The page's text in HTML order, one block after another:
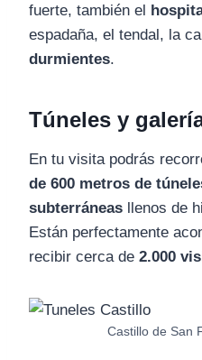
fuerte, también el
espadaña, el tendal, la
durmientes.
Túneles y
En tu visita podrás
de 600 metros de
subterráneas llenos de
Están perfectamente
recibir cerca de 2.000
Castillo de San